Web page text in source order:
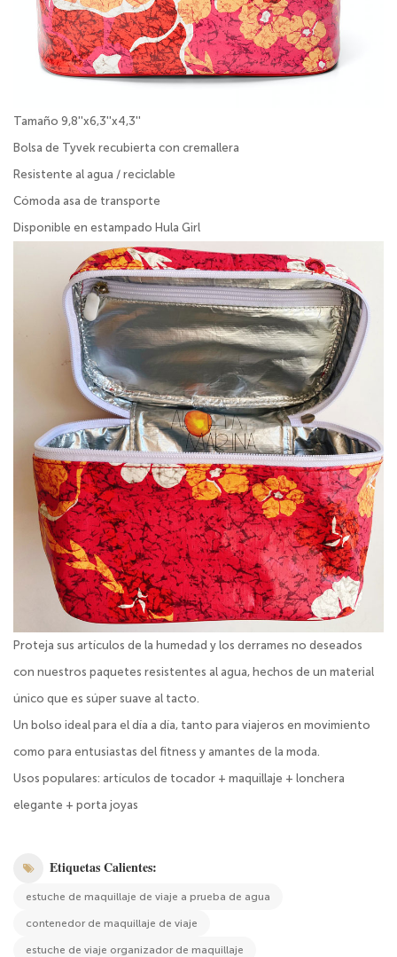
Tamaño 9,8''x6,3''x4,3''
Bolsa de Tyvek recubierta con cremallera
Resistente al agua / reciclable
Cómoda asa de transporte
Disponible en estampado Hula Girl
Proteja sus artículos de la humedad y los derrames no deseados
con nuestros paquetes resistentes al agua, hechos de un material
único que es súper suave al tacto.
Un bolso ideal para el día a día, tanto para viajeros en movimiento
como para entusiastas del fitness y amantes de la moda.
Usos populares: artículos de tocador + maquillaje + lonchera
elegante + porta joyas
Etiquetas Calientes:
estuche de maquillaje de viaje a prueba de agua
contenedor de maquillaje de viaje
estuche de viaje organizador de maquillaje